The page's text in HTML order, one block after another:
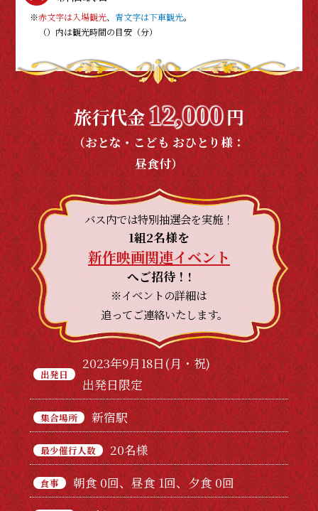
※赤文字は入場観光、 青文字は下車観光。
（）内は観光時間の目安（分）
旅行代金12,000円
（おとな・こども おひとり様：
昼食付）
バス内では特別抽選会を実施！
1組2名様を
新作映画関連イベント
へご招待！!
※イベントの詳細は
追ってご連絡いたします。
出発日
2023年9月18日(月・祝)
出発日限定
集合場所 新宿駅
最少催行人数 20名様
食事 朝食 0回、昼食 1回、夕食 0回